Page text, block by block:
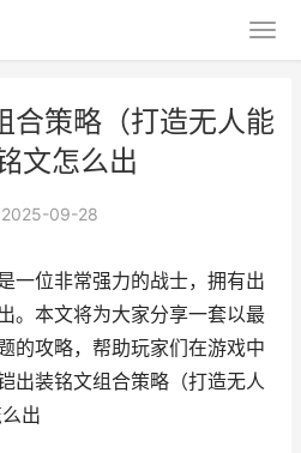
合策略（打造无人能
文怎么出
2025-09-28
一位非常强力的战士，拥有出
。本文将为大家分享一套以最
的攻略，帮助玩家们在游戏中
出装铭文组合策略（打造无人
出